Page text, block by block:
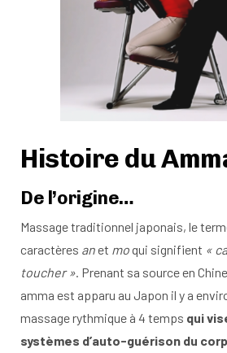
Histoire du
De l’origine…
Massage traditionnel japonais, le
caractères anet moqui signifient «
toucher » . Prenant sa source en
amma est apparu au Japon il y a
massage rythmique à 4 temps qui
systèmes d’auto-guérison du